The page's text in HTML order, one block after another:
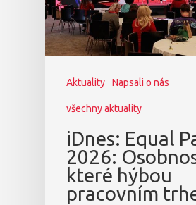
Aktuality Napsali o nás
všechny aktuality
iDnes: Equal
2026:
které hýbou
pracovním